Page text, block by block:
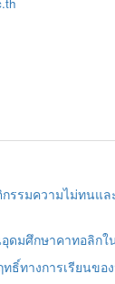
รรมความไม่ทนแ
มศึกษาคาทอลิกใ
ธิ์ทางการเรียนข